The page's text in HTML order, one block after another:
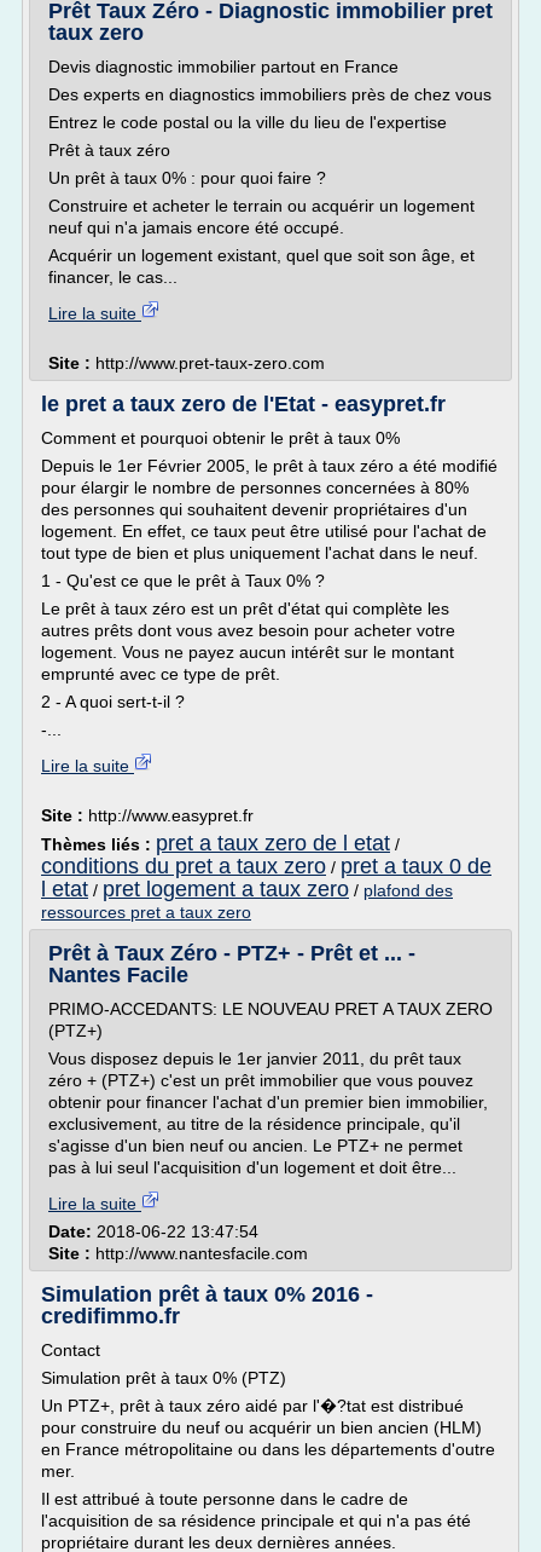
Prêt Taux Zéro - Diagnostic immobilier pret
taux zero
Devis diagnostic immobilier partout en France
Des experts en diagnostics immobiliers près de chez vous
Entrez le code postal ou la ville du lieu de l'expertise
Prêt à taux zéro
Un prêt à taux 0% : pour quoi faire ?
Construire et acheter le terrain ou acquérir un logement
neuf qui n'a jamais encore été occupé.
Acquérir un logement existant, quel que soit son âge, et
financer, le cas...
Lire la suite
Site : http://www.pret-taux-zero.com
le pret a taux zero de l'Etat - easypret.fr
Comment et pourquoi obtenir le prêt à taux 0%
Depuis le 1er Février 2005, le prêt à taux zéro a été modifié
pour élargir le nombre de personnes concernées à 80%
des personnes qui souhaitent devenir propriétaires d'un
logement. En effet, ce taux peut être utilisé pour l'achat de
tout type de bien et plus uniquement l'achat dans le neuf.
1 - Qu'est ce que le prêt à Taux 0% ?
Le prêt à taux zéro est un prêt d'état qui complète les
autres prêts dont vous avez besoin pour acheter votre
logement. Vous ne payez aucun intérêt sur le montant
emprunté avec ce type de prêt.
2 - A quoi sert-t-il ?
-...
Lire la suite
Site : http://www.easypret.fr
Thèmes liés : pret a taux zero de l etat /
conditions du pret a taux zero / pret a taux 0 de
l etat / pret logement a taux zero / plafond des
ressources pret a taux zero
Prêt à Taux Zéro - PTZ+ - Prêt et ... -
Nantes Facile
PRIMO-ACCEDANTS: LE NOUVEAU PRET A TAUX ZERO
(PTZ+)
Vous disposez depuis le 1er janvier 2011, du prêt taux
zéro + (PTZ+) c'est un prêt immobilier que vous pouvez
obtenir pour financer l'achat d'un premier bien immobilier,
exclusivement, au titre de la résidence principale, qu'il
s'agisse d'un bien neuf ou ancien. Le PTZ+ ne permet
pas à lui seul l'acquisition d'un logement et doit être...
Lire la suite
Date: 2018-06-22 13:47:54
Site : http://www.nantesfacile.com
Simulation prêt à taux 0% 2016 -
credifimmo.fr
Contact
Simulation prêt à taux 0% (PTZ)
Un PTZ+, prêt à taux zéro aidé par l'�?tat est distribué
pour construire du neuf ou acquérir un bien ancien (HLM)
en France métropolitaine ou dans les départements d'outre
mer.
Il est attribué à toute personne dans le cadre de
l'acquisition de sa résidence principale et qui n'a pas été
propriétaire durant les deux dernières années.